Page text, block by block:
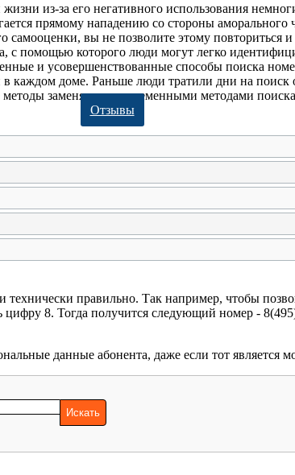
из-за его негативного использования
прямому нападению со стороны аморального
вы не позволите этому повториться
с помощью которого люди могут легко
и усовершенствованные способы поиска
доме. Раньше люди тратили дни на поиск
заменяются современными методами
Отзывы
технически правильно. Так например, чтобы
8. Тогда получится следующий номер -
данные абонента, даже если тот является